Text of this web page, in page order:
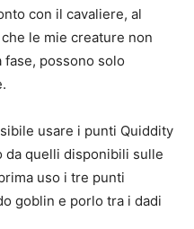
con il cavaliere, al
le mie creature non
fase, possono solo
usare i punti Quiddity
da quelli disponibili sulle
uso i tre punti
goblin e porlo tra i dadi